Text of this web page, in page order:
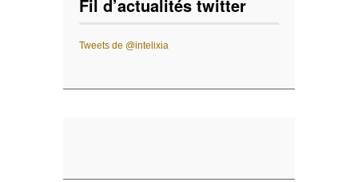
Fil d’actualités twitter
Tweets de @intelixia